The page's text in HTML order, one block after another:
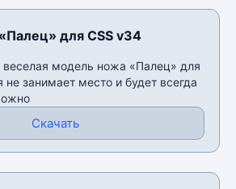
для CSS v34
модель ножа «Палец» для
не занимает место и будет всегда
Скачать